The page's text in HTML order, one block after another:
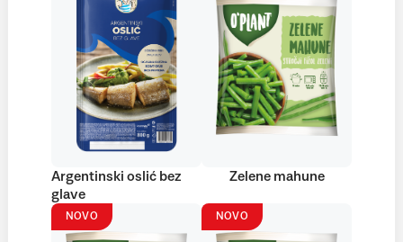
Argentinski oslić bez
glave
Zelene mahune
NOVO NOVO